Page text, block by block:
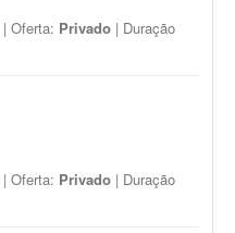
| Oferta: Privado | Duração
| Oferta: Privado | Duração